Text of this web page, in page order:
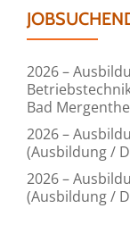
2026 –
Bad
2026 –
(Ausbildung /
2026 –
(Ausbildung /